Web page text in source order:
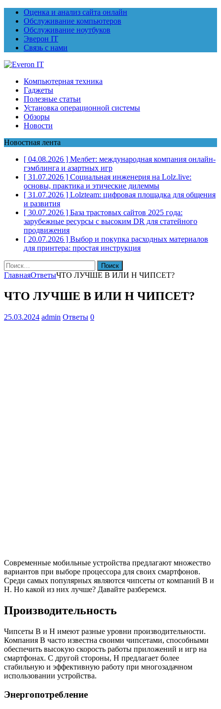
Оценка и анализ сайта онлайн
Обслуживание компьютеров
Обслуживание ноутбуков
Эверон IT
Связь с нами
Компьютерная техника
Гаджеты
Полезные статьи
Установка операционной системы
Обзоры
Новости
Новостная лента
[ 04.08.2026 ] Мелбет: международная компания онлайн-
гэмблинга и азартных игр
[ 31.07.2026 ] Социальная инженерия на Lolz.live:
основы, практика и этические дилеммы
[ 31.07.2026 ] Lolzteam: цифровая площадка для общения
и развития
[ 30.07.2026 ] База трастовых сайтов 2025 года:
зарубежные ресурсы с высоким DR для статейного
продвижения
[ 20.07.2026 ] Выбор и покупка расходных материалов
для принтера: простая инструкция
Найти:
ГлавнаяОтветыЧТО ЛУЧШЕ B ИЛИ H ЧИПСЕТ?
ЧТО ЛУЧШЕ B ИЛИ H ЧИПСЕТ?
25.03.2024 admin Ответы 0
Современные мобильные устройства предлагают множество
вариантов при выборе процессора для своих смартфонов.
Среди самых популярных являются чипсеты от компаний B и
H. Но какой из них лучше? Давайте разберемся.
Производительность
Чипсеты B и H имеют разные уровни производительности.
Компания B часто известна своими чипсетами, способными
обеспечить высокую скорость работы приложений и игр на
смартфонах. С другой стороны, H предлагает более
стабильную и эффективную работу при многозадачном
использовании устройства.
Энергопотребление